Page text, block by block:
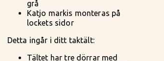
grå
Katjo markis monteras på
lockets sidor
Detta ingår i ditt taktält:
Tältet har tre dörrar med